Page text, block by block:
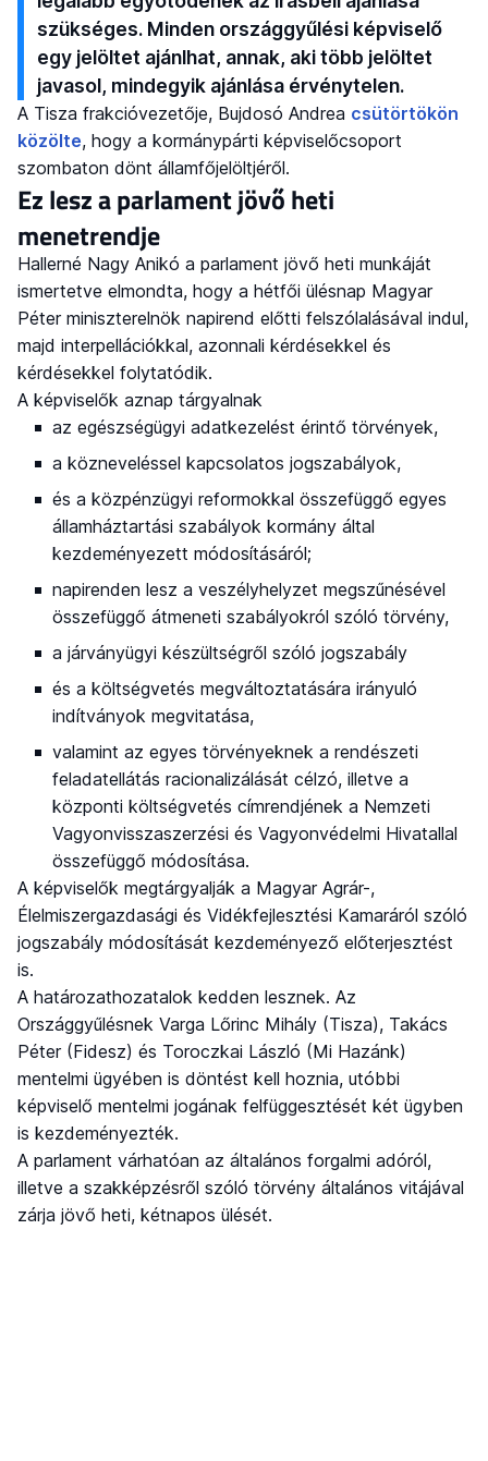
szükséges. Minden országgyűlési képviselő
egy jelöltet ajánlhat, annak, aki több jelöltet
javasol, mindegyik ajánlása érvénytelen.
A Tisza frakcióvezetője, Bujdosó Andrea csütörtökön
közölte, hogy a kormánypárti képviselőcsoport
szombaton dönt államfőjelöltjéről.
Ez lesz a parlament jövő heti
menetrendje
Hallerné Nagy Anikó a parlament jövő heti munkáját
ismertetve elmondta, hogy a hétfői ülésnap Magyar
Péter miniszterelnök napirend előtti felszólalásával indul,
majd interpellációkkal, azonnali kérdésekkel és
kérdésekkel folytatódik.
A képviselők aznap tárgyalnak
az egészségügyi adatkezelést érintő törvények,
a közneveléssel kapcsolatos jogszabályok,
és a közpénzügyi reformokkal összefüggő egyes
államháztartási szabályok kormány által
kezdeményezett módosításáról;
napirenden lesz a veszélyhelyzet megszűnésével
összefüggő átmeneti szabályokról szóló törvény,
a járványügyi készültségről szóló jogszabály
és a költségvetés megváltoztatására irányuló
indítványok megvitatása,
valamint az egyes törvényeknek a rendészeti
feladatellátás racionalizálását célzó, illetve a
központi költségvetés címrendjének a Nemzeti
Vagyonvisszaszerzési és Vagyonvédelmi Hivatallal
összefüggő módosítása.
A képviselők megtárgyalják a Magyar Agrár-,
Élelmiszergazdasági és Vidékfejlesztési Kamaráról szóló
jogszabály módosítását kezdeményező előterjesztést
is.
A határozathozatalok kedden lesznek. Az
Országgyűlésnek Varga Lőrinc Mihály (Tisza), Takács
Péter (Fidesz) és Toroczkai László (Mi Hazánk)
mentelmi ügyében is döntést kell hoznia, utóbbi
képviselő mentelmi jogának felfüggesztését két ügyben
is kezdeményezték.
A parlament várhatóan az általános forgalmi adóról,
illetve a szakképzésről szóló törvény általános vitájával
zárja jövő heti, kétnapos ülését.